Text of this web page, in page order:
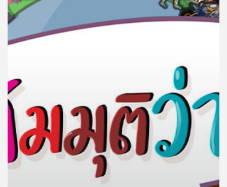
ย์
ลิ
ของ
เพลง
บทความ
ข่าว